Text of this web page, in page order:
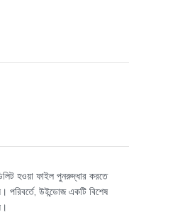
হওয়া ফাইল পুনরুদ্ধার করতে
পরিবর্তে, উইন্ডোজ একটি বিশেষ